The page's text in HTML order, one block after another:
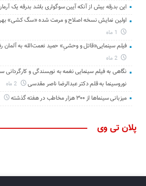
این بدرقه بیش از آنکه آیین سوگواری باشد بدرقه یک
اولین نمایش نسخه اصلاح و مرمت شده «سگ کشی»
فیلم سینمایی«قاتل و وحشیِ» حمید نعمت‌الله به آلمان
2 ماه
نگاهی به فیلم سینمایی نغمه به نویسندگی و کارگردانی
نوروسینما به قلم دکتر عبدالرضا ناصر مقدسی
2 ماه
میزبانی سینماها از ۳۰۰ هزار مخاطب در هفته گذشته
پلان تی وی